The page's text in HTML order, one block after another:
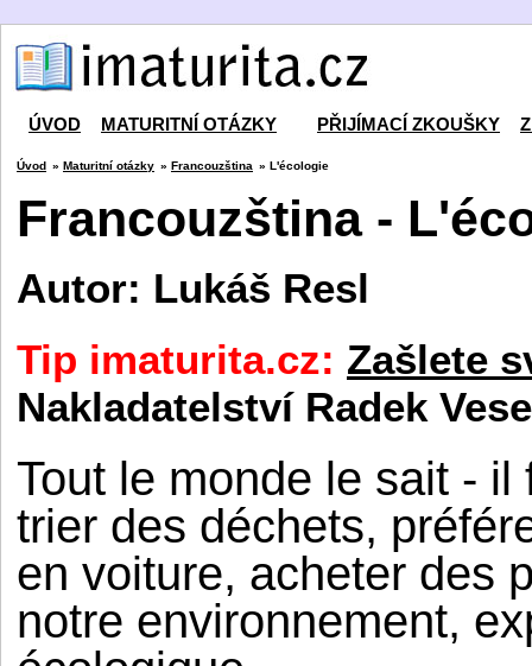
ÚVOD MATURITNÍ OTÁZKY PŘIJÍMACÍ ZKOUŠKY
Úvod » Maturitní otázky » Francouzština » L'écologie
Francouzština -
Autor: Lukáš Resl
Tip imaturita.cz: Zašlete
Nakladatelství Radek
Tout le monde le sait -
trier des déchets,
en voiture, acheter des
notre environnement,